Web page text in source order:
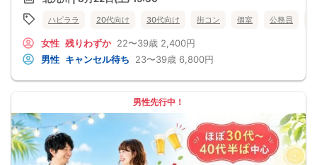
ハピララ 20代向け 30代向け 街コン 個室 公務員
女性 残りわずか 22〜39歳 2,400円
男性 キャンセル待ち 23〜39歳 6,800円
男性先行中！